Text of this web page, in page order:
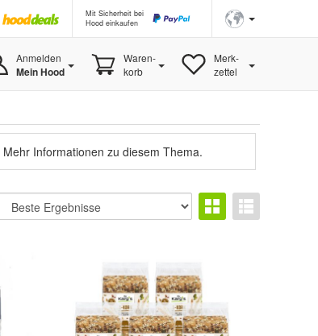
Mit Sicherheit bei
Hood einkaufen
Anmelden
Mein Hood
Waren-
korb
Merk-
zettel
Mehr Informationen zu diesem Thema.